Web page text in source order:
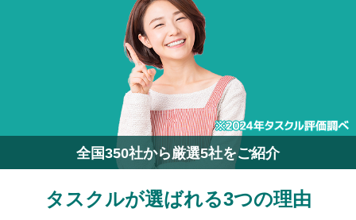
全国350社から厳選5社をご紹介
タスクルが選ばれる3つの理由